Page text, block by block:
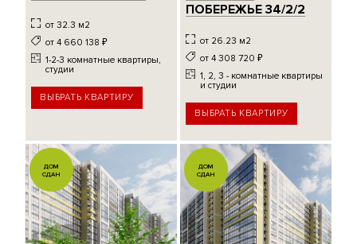
от 32.3 м2
от 4 660 138 ₽
1-2-3 комнатные квартиры,
студии
ВЫБРАТЬ КВАРТИРУ
ПОБЕРЕЖЬЕ 34/2/2
от 26.23 м2
от 4 308 720 ₽
1, 2, 3 - комнатные квартиры
и студии
ВЫБРАТЬ КВАРТИРУ
ДОМ
СДАН
ДОМ
СДАН